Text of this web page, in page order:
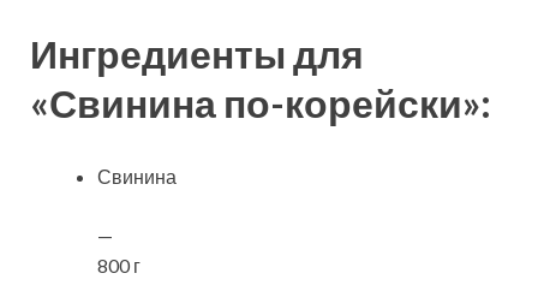
Ингредиенты для
«Свинина по-корейски»:
Свинина
—
800 г